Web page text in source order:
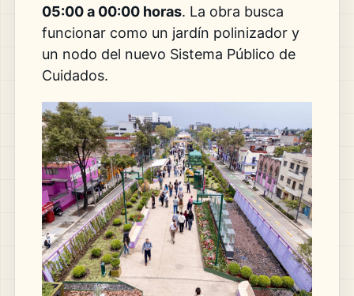
05:00 a 00:00 horas. La obra busca
funcionar como un jardín polinizador y
un nodo del nuevo Sistema Público de
Cuidados.